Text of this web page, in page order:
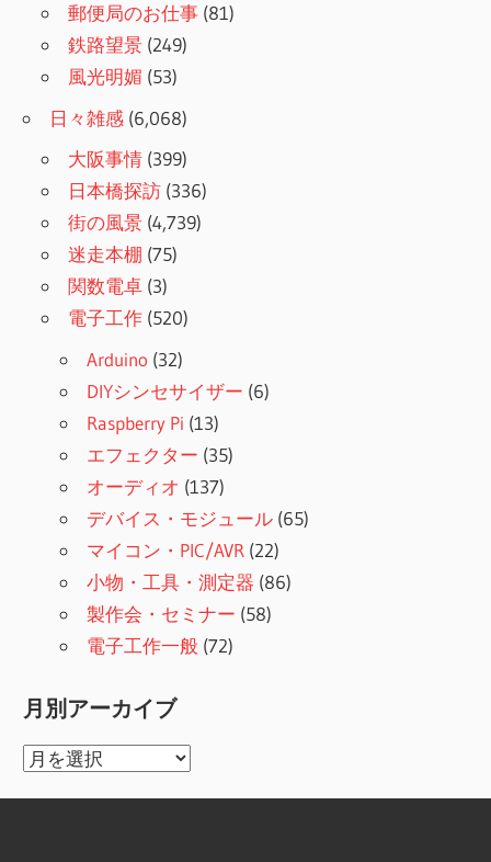
郵便局のお仕事 (81)
鉄路望景 (249)
風光明媚 (53)
日々雑感 (6,068)
大阪事情 (399)
日本橋探訪 (336)
街の風景 (4,739)
迷走本棚 (75)
関数電卓 (3)
電子工作 (520)
Arduino (32)
DIYシンセサイザー (6)
Raspberry Pi (13)
エフェクター (35)
オーディオ (137)
デバイス・モジュール (65)
マイコン・PIC/AVR (22)
小物・工具・測定器 (86)
製作会・セミナー (58)
電子工作一般 (72)
月別アーカイブ
月